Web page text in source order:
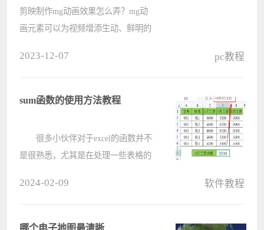
剪映制作mg动画效果怎么弄？mg动
画元素可以为视频增添生动、鲜明的
贴纸，可以为视频增添动感和趣味
2023-12-07 pc教程
sum函数的使用方法教程
很多小伙伴对于excel的函数并不
是很熟悉，尤其是在处理一些表格的
教程： 1、单个区域求和 ????
2024-02-09 软件教程
哪个电子地图最清晰